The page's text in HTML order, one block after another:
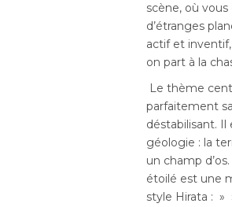
scène, où
d’étranges
actif et
on part à la
Le thème
parfaitement
déstabilisant.
géologie : la
un champ
étoilé est une
style Hirata : »